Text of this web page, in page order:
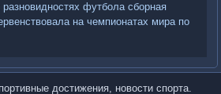
футбола сборная
на чемпионатах мира по
достижения, новости спорта.